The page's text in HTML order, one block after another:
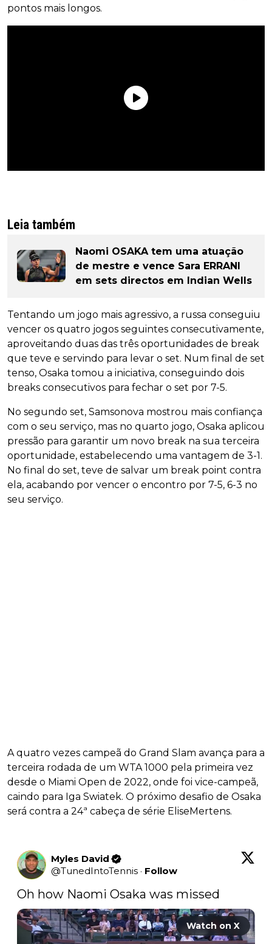
pontos mais longos.
Leia também
Naomi OSAKA tem uma atuação
de mestre e vence Sara ERRANI
em sets directos em Indian Wells
Tentando um jogo mais agressivo, a russa conseguiu
vencer os quatro jogos seguintes consecutivamente,
aproveitando duas das três oportunidades de break
que teve e servindo para levar o set. Num final de set
tenso, Osaka tomou a iniciativa, conseguindo dois
breaks consecutivos para fechar o set por 7-5.
No segundo set, Samsonova mostrou mais confiança
com o seu serviço, mas no quarto jogo, Osaka aplicou
pressão para garantir um novo break na sua terceira
oportunidade, estabelecendo uma vantagem de 3-1.
No final do set, teve de salvar um break point contra
ela, acabando por vencer o encontro por 7-5, 6-3 no
seu serviço.
A quatro vezes campeã do Grand Slam avança para a
terceira rodada de um WTA 1000 pela primeira vez
desde o Miami Open de 2022, onde foi vice-campeã,
caindo para Iga Swiatek. O próximo desafio de Osaka
será contra a 24ª cabeça de série EliseMertens.
Myles David
@TunedIntoTennis · Follow
Oh how Naomi Osaka was missed
Watch on X